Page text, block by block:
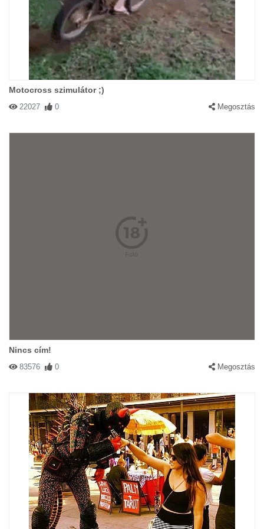
Motocross szimulátor ;)
22027 0 Megosztás
Nincs cím!
83576 0 Megosztás